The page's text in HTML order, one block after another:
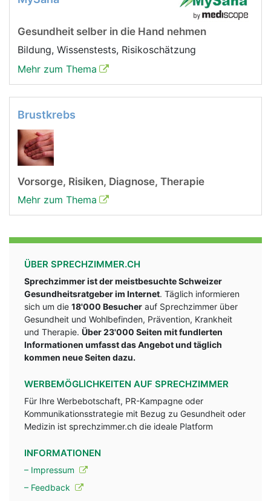
Gesundheit selber in die Hand nehmen
Bildung, Wissenstests, Risikoschätzung
Mehr zum Thema
Brustkrebs
Vorsorge, Risiken, Diagnose, Therapie
Mehr zum Thema
ÜBER SPRECHZIMMER.CH
Sprechzimmer ist der meistbesuchte Schweizer
Gesundheitsratgeber im Internet. Täglich informieren
sich um die 18'000 Besucher auf Sprechzimmer über
Gesundheit und Wohlbefinden, Prävention, Krankheit
und Therapie. Über 23'000 Seiten mit fundlerten
Informationen umfasst das Angebot und täglich
kommen neue Seiten dazu.
WERBEMÖGLICHKEITEN AUF SPRECHZIMMER
Für Ihre Werbebotschaft, PR-Kampagne oder
Kommunikationsstrategie mit Bezug zu Gesundheit oder
Medizin ist sprechzimmer.ch die ideale Platform
INFORMATIONEN
– Impressum
– Feedback